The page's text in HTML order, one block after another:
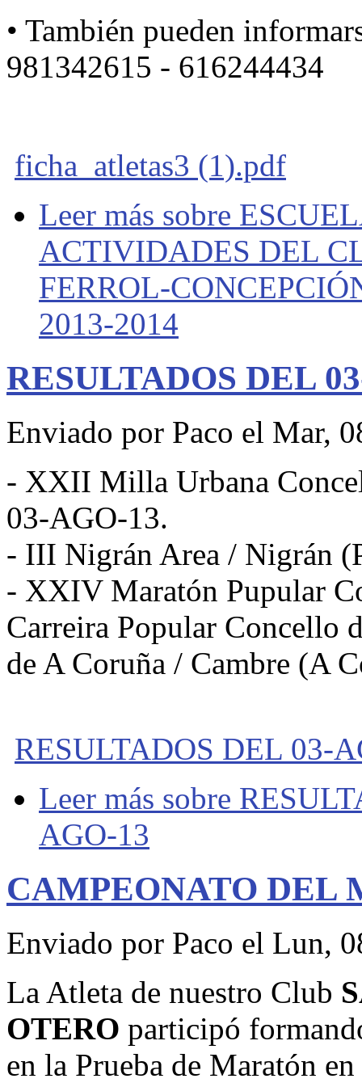
• También pueden
981342615 - 616244434
ficha_atletas3 (1).pdf
Leer más sobre
ACTIVIDADES DEL
FERROL-
2013-2014
RESULTADOS DEL
Enviado por Paco el Mar,
- XXII Milla Urbana
03-AGO-13.
- III Nigrán Area / Nigrán
- XXIV Maratón Pupular
Carreira Popular Concello
de A Coruña / Cambre (A
RESULTADOS DEL 03-
Leer más sobre
AGO-13
CAMPEONATO DEL
Enviado por Paco el Lun,
La Atleta de nuestro Club
OTERO participó
en la Prueba de Maratón